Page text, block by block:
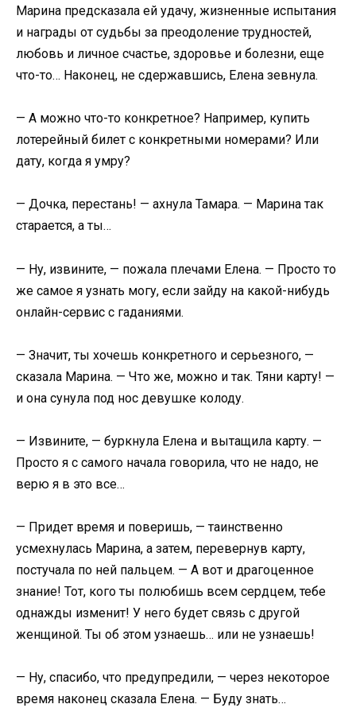
Марина предсказала ей удачу, жизненные испытания
и награды от судьбы за преодоление трудностей,
любовь и личное счастье, здоровье и болезни, еще
что-то… Наконец, не сдержавшись, Елена зевнула.
— А можно что-то конкретное? Например, купить
лотерейный билет с конкретными номерами? Или
дату, когда я умру?
— Дочка, перестань! — ахнула Тамара. — Марина так
старается, а ты…
— Ну, извините, — пожала плечами Елена. — Просто то
же самое я узнать могу, если зайду на какой-нибудь
онлайн-сервис с гаданиями.
— Значит, ты хочешь конкретного и серьезного, —
сказала Марина. — Что же, можно и так. Тяни карту! —
и она сунула под нос девушке колоду.
— Извините, — буркнула Елена и вытащила карту. —
Просто я с самого начала говорила, что не надо, не
верю я в это все…
— Придет время и поверишь, — таинственно
усмехнулась Марина, а затем, перевернув карту,
постучала по ней пальцем. — А вот и драгоценное
знание! Тот, кого ты полюбишь всем сердцем, тебе
однажды изменит! У него будет связь с другой
женщиной. Ты об этом узнаешь… или не узнаешь!
— Ну, спасибо, что предупредили, — через некоторое
время наконец сказала Елена. — Буду знать…